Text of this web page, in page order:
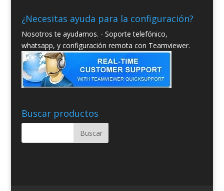
¿Necesitas ayuda para la configuración?
Nosotros te ayudamos. - Soporte telefónico,
whatsapp, y configuración remota con Teamviewer.
Buscar productos